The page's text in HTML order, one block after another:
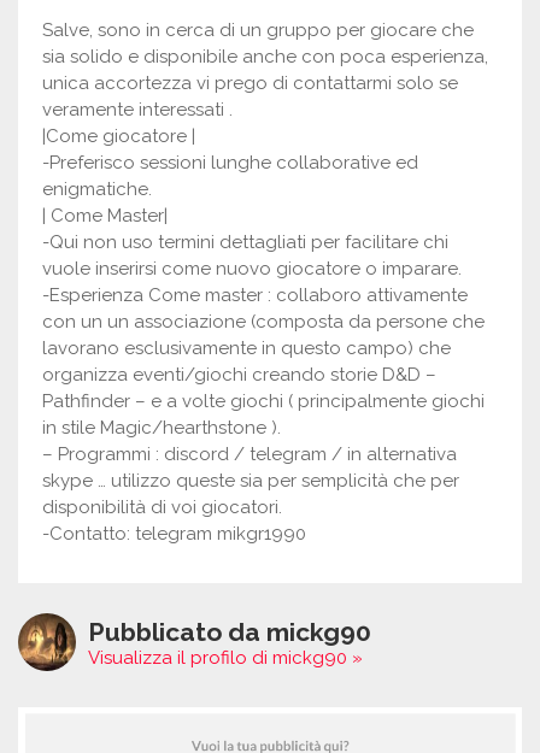
Salve, sono in cerca di un gruppo per giocare che
sia solido e disponibile anche con poca esperienza,
unica accortezza vi prego di contattarmi solo se
veramente interessati .
|Come giocatore |
-Preferisco sessioni lunghe collaborative ed
enigmatiche.
| Come Master|
-Qui non uso termini dettagliati per facilitare chi
vuole inserirsi come nuovo giocatore o imparare.
-Esperienza Come master : collaboro attivamente
con un un associazione (composta da persone che
lavorano esclusivamente in questo campo) che
organizza eventi/giochi creando storie D&D –
Pathfinder – e a volte giochi ( principalmente giochi
in stile Magic/hearthstone ).
– Programmi : discord / telegram / in alternativa
skype … utilizzo queste sia per semplicità che per
disponibilità di voi giocatori.
-Contatto: telegram mikgr1990
Pubblicato da mickg90
Visualizza il profilo di mickg90 »